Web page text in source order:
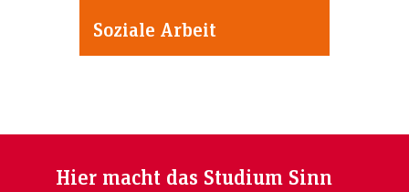
Soziale Arbeit
Hier macht das Studium Sinn